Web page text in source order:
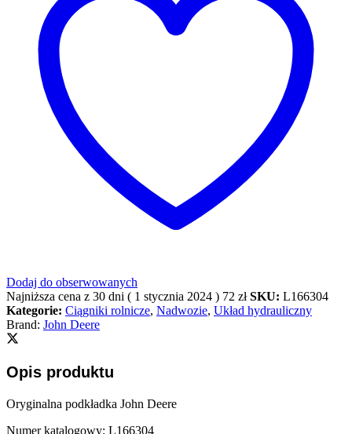
Dodaj do obserwowanych
Najniższa cena z 30 dni ( 1 stycznia 2024 ) 72 zł SKU: L166304
Kategorie: Ciągniki rolnicze, Nadwozie, Układ hydrauliczny
Brand: John Deere
Opis produktu
Oryginalna podkładka John Deere
Numer katalogowy: L166304